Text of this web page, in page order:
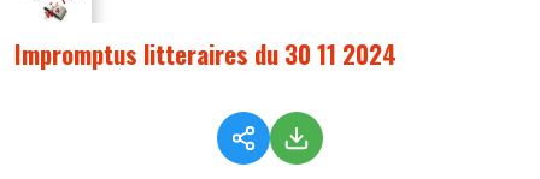
Impromptus litteraires du 30 11 2024